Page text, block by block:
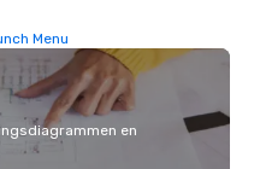
Menu
en